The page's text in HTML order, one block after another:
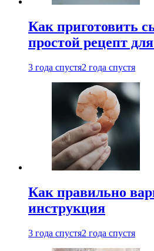
Как приготовить
простой рецепт
3 года спустя2 года спустя
Как правильно
инструкция
3 года спустя2 года спустя